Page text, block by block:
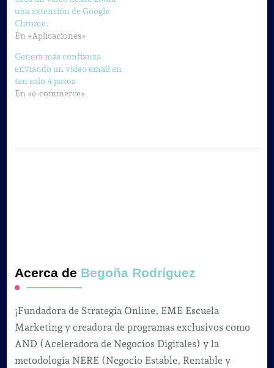
una extensión de Google
Chrome.
En «Aplicaciones»
Genera más confianza
enviando un vídeo email en
tan solo 4 pasos
En «e-commerce»
Acerca de Begoña Rodríguez
¡Fundadora de Strategia Online, EME Escuela
Marketing y creadora de programas exclusivos como
AND (Aceleradora de Negocios Digitales) y la
metodología NERE (Negocio Estable, Rentable y